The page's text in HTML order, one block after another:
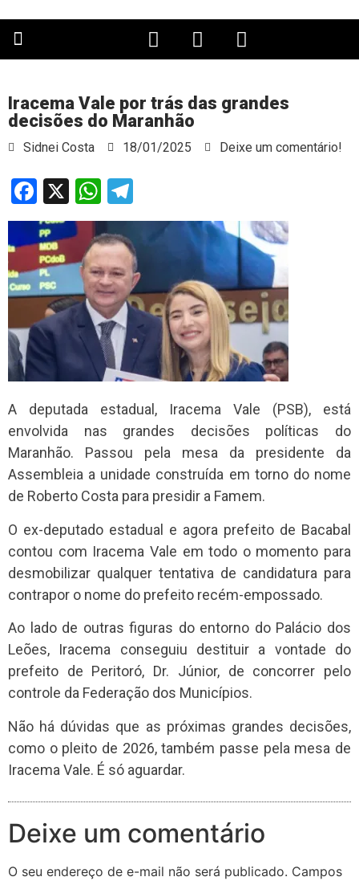
Iracema Vale por trás das grandes
decisões do Maranhão
Sidnei Costa 18/01/2025 Deixe um comentário!
Facebook
X WhatsApp
A deputada estadual, Iracema Vale (PSB), está
envolvida nas grandes decisões políticas do
Maranhão. Passou pela mesa da presidente da
Assembleia a unidade construída em torno do nome
de Roberto Costa para presidir a Famem.
O ex-deputado estadual e agora prefeito de Bacabal
contou com Iracema Vale em todo o momento para
desmobilizar qualquer tentativa de candidatura para
contrapor o nome do prefeito recém-empossado.
Ao lado de outras figuras do entorno do Palácio dos
Leões, Iracema conseguiu destituir a vontade do
prefeito de Peritoró, Dr. Júnior, de concorrer pelo
controle da Federação dos Municípios.
Não há dúvidas que as próximas grandes decisões,
como o pleito de 2026, também passe pela mesa de
Iracema Vale. É só aguardar.
Deixe um comentário
O seu endereço de e-mail não será publicado. Campos